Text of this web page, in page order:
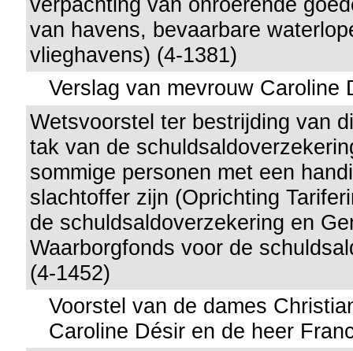
van havens, bevaarbare
vlieghavens) (4-1381)
Verslag van mevrouw Caroline
Wetsvoorstel ter bestrijding van
tak van de
sommige personen met een
slachtoffer zijn (Oprichting
de schuldsaldoverzekering en
Waarborgfonds voor de
(4-1452)
Voorstel van de dames
Caroline Désir en de heer